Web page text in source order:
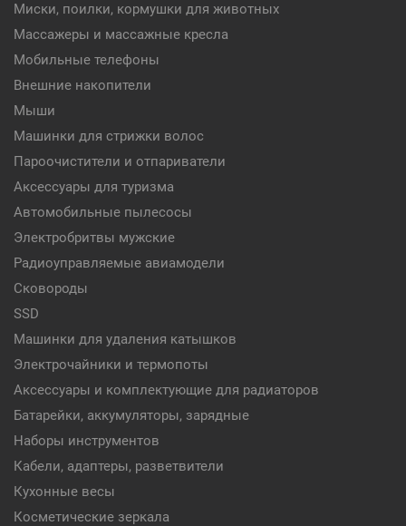
Миски, поилки, кормушки для животных
Массажеры и массажные кресла
Мобильные телефоны
Внешние накопители
Мыши
Машинки для стрижки волос
Пароочистители и отпариватели
Аксессуары для туризма
Автомобильные пылесосы
Электробритвы мужские
Радиоуправляемые авиамодели
Сковороды
SSD
Машинки для удаления катышков
Электрочайники и термопоты
Аксессуары и комплектующие для радиаторов
Батарейки, аккумуляторы, зарядные
Наборы инструментов
Кабели, адаптеры, разветвители
Кухонные весы
Косметические зеркала